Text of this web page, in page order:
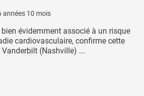
années 10 mois
évidemment associé à un risque
cardiovasculaire, confirme cette
Vanderbilt (Nashville) ...